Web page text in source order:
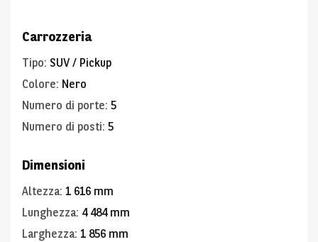
Carrozzeria
Tipo: SUV / Pickup
Colore: Nero
Numero di porte: 5
Numero di posti: 5
Dimensioni
Altezza: 1 616 mm
Lunghezza: 4 484 mm
Larghezza: 1 856 mm